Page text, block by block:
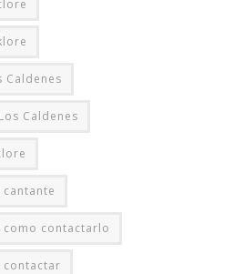
Caldenes
Caldenes
cantante
como contactarlo
contactar